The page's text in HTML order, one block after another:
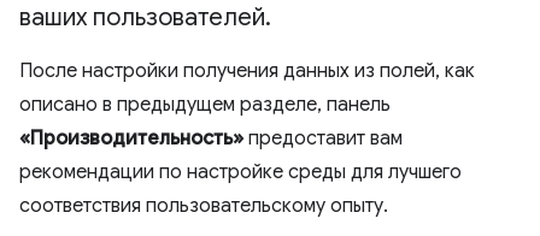
ваших пользователей.
После настройки получения данных из полей, как
описано в предыдущем разделе, панель
«Производительность» предоставит вам
рекомендации по настройке среды для лучшего
соответствия пользовательскому опыту.